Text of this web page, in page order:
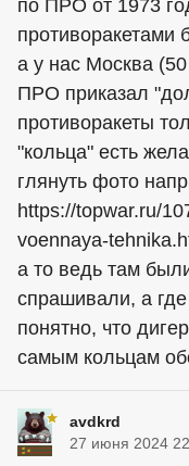
по ПРО от 1973
а у нас Москва
ПРО приказал
противоракеты
"кольца" есть
глянуть фото
https://topwar.ru/
voennaya-
а то ведь там
спрашивали, а
понятно, что
самым кольцам
avdkrd
27 июня 2024